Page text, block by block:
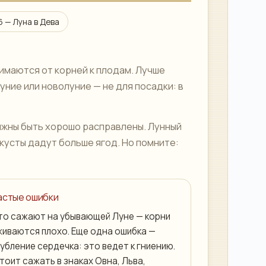
— Луна в Дева
от корней к плодам. Лучше
или новолуние — не для посадки: в
быть хорошо расправлены. Лунный
дадут больше ягод. Но помните:
ошибки
сажают на убывающей Луне — корни
плохо. Еще одна ошибка —
сердечка: это ведет к гниению.
сажать в знаках Овна, Льва,